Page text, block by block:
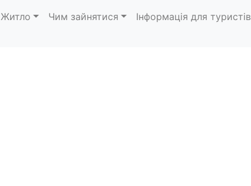
Житло Чим зайнятися Інформація для туристів